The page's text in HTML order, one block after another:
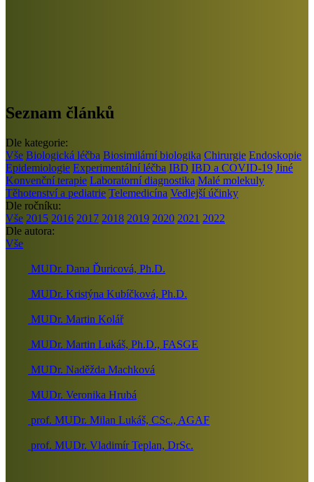
Seznam článků
Dle kategorie:
Vše Biologická léčba Biosimilární biologika Chirurgie Endoskopie
Epidemiologie Experimentální léčba IBD IBD a COVID-19 Jiné
Konvenční terapie Laboratorní diagnostika Malé molekuly
Těhotenství a pediatrie Telemedicína Vedlejší účinky
Dle ročníku:
Vše 2015 2016 2017 2018 2019 2020 2021 2022
Dle autora:
Vše
MUDr. Dana Ďuricová, Ph.D.
MUDr. Kristýna Kubíčková, Ph.D.
MUDr. Martin Kolář
MUDr. Martin Lukáš, Ph.D., FASGE
MUDr. Naděžda Machková
MUDr. Veronika Hrubá
prof. MUDr. Milan Lukáš, CSc., AGAF
prof. MUDr. Vladimír Teplan, DrSc.